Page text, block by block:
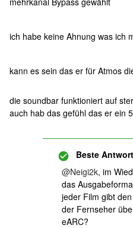
ich habe keine Ahnung was ich
kann es sein das er für Atmos
die soundbar funktioniert auf
auch hab das gefühl das er ein
Beste
@Neigi2k, im
das
jeder Film gibt
der Fernseher
eARC?